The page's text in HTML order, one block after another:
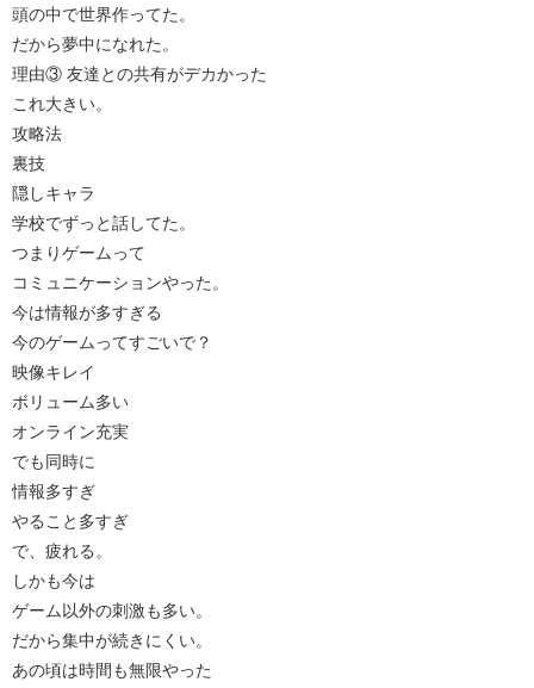
頭の中で世界作ってた。
だから夢中になれた。
理由③ 友達との共有がデカかった
これ大きい。
攻略法
裏技
隠しキャラ
学校でずっと話してた。
つまりゲームって
コミュニケーションやった。
今は情報が多すぎる
今のゲームってすごいで？
映像キレイ
ボリューム多い
オンライン充実
でも同時に
情報多すぎ
やること多すぎ
で、疲れる。
しかも今は
ゲーム以外の刺激も多い。
だから集中が続きにくい。
あの頃は時間も無限やった